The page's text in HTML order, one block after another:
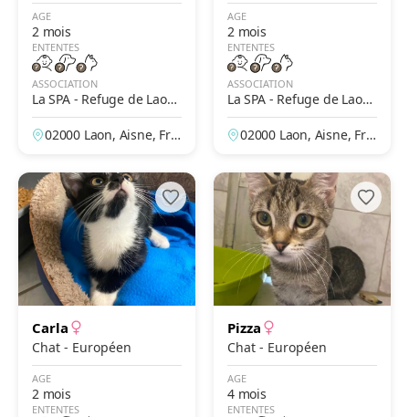
AGE
2 mois
ENTENTES
ASSOCIATION
La SPA - Refuge de Laon
– Des Prés de Longuevall
e 02000 Laon, Aisne, Fra
AGE
2 mois
ENTENTES
ASSOCIATION
La SPA - Refuge de Laon
– Des Prés de Longuevall
e 02000 Laon, Aisne, Fra
Carla
Chat - Européen
AGE
2 mois
ENTENTES
Pizza
Chat - Européen
AGE
4 mois
ENTENTES